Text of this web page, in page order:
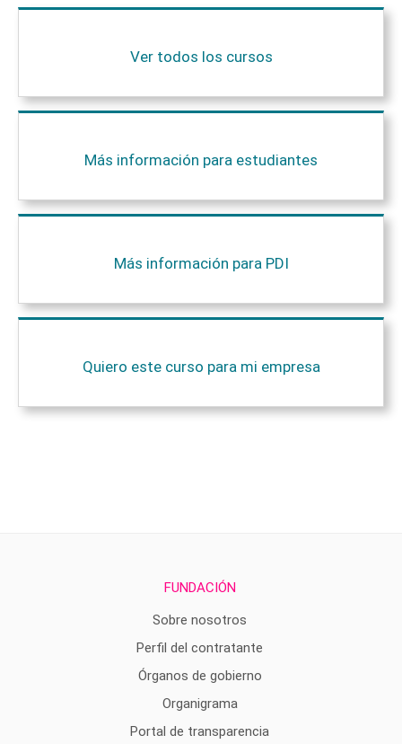
Ver todos los cursos
Más información para estudiantes
Más información para PDI
Quiero este curso para mi empresa
FUNDACIÓN
Sobre nosotros
Perfil del contratante
Órganos de gobierno
Organigrama
Portal de transparencia